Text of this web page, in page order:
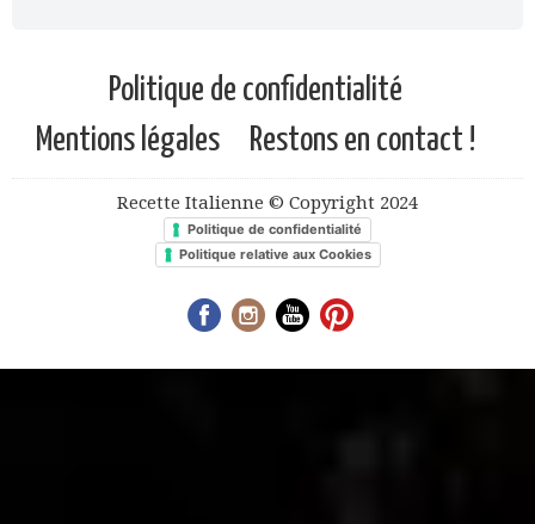
Politique de confidentialité
Mentions légales
Restons en contact !
Recette Italienne © Copyright 2024
Politique de confidentialité
Politique relative aux Cookies